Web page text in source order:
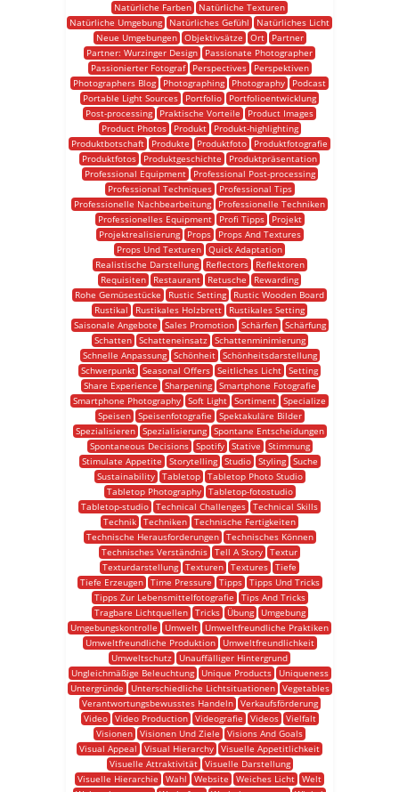
Natürliche Farben
Natürliche Texturen
Natürliche Umgebung
Natürliches Gefühl
Natürliches Licht
Neue Umgebungen
Objektivsätze Ort
Partner
Partner: Wurzinger Design
Passionate Photographer
Passionierter Fotograf
Perspectives
Perspektiven
Photographers Blog
Photographing Photography
Podcast
Portable Light Sources
Portfolio
Portfolioentwicklung
Post-processing
Praktische Vorteile
Product Images
Product Photos
Produkt
Produkt-highlighting
Produktbotschaft
Produkte Produktfoto
Produktfotografie
Produktfotos
Produktgeschichte
Produktpräsentation
Professional Equipment
Professional Post-processing
Professional Techniques
Professional Tips
Professionelle Nachbearbeitung
Professionelle Techniken
Professionelles Equipment
Profi Tipps
Projekt
Projektrealisierung
Props
Props And Textures
Props Und Texturen Quick Adaptation
Realistische Darstellung
Reflectors
Reflektoren
Requisiten
Restaurant Retusche
Rewarding
Rohe Gemüsestücke
Rustic Setting
Rustic Wooden Board
Rustikal
Rustikales Holzbrett
Rustikales Setting
Saisonale Angebote
Sales Promotion Schärfen
Schärfung
Schatten
Schatteneinsatz
Schattenminimierung
Schnelle Anpassung
Schönheit
Schönheitsdarstellung
Schwerpunkt Seasonal Offers Seitliches Licht Setting
Share Experience
Sharpening
Smartphone Fotografie
Smartphone Photography Soft Light Sortiment Specialize
Speisen
Speisenfotografie
Spektakuläre Bilder
Spezialisieren
Spezialisierung
Spontane Entscheidungen
Spontaneous Decisions
Spotify Stative
Stimmung
Stimulate Appetite
Storytelling Studio Styling
Suche
Sustainability
Tabletop
Tabletop Photo Studio
Tabletop Photography
Tabletop-fotostudio
Tabletop-studio Technical Challenges Technical Skills
Technik Techniken Technische Fertigkeiten
Technische Herausforderungen
Technisches Können
Technisches Verständnis Tell A Story Textur
Texturdarstellung Texturen Textures Tiefe
Tiefe Erzeugen
Time Pressure Tipps
Tipps Und Tricks
Tipps Zur Lebensmittelfotografie
Tips And Tricks
Tragbare Lichtquellen
Tricks Übung
Umgebung
Umgebungskontrolle
Umwelt
Umweltfreundliche Praktiken
Umweltfreundliche Produktion
Umweltfreundlichkeit
Umweltschutz
Unauffälliger Hintergrund
Ungleichmäßige Beleuchtung
Unique Products
Uniqueness
Untergründe
Unterschiedliche Lichtsituationen
Vegetables
Verantwortungsbewusstes Handeln
Verkaufsförderung
Video
Video Production Videografie Videos
Vielfalt
Visionen Visionen Und Ziele
Visions And Goals
Visual Appeal
Visual Hierarchy Visuelle Appetitlichkeit
Visuelle Attraktivität
Visuelle Darstellung
Visuelle Hierarchie
Wahl Website Weiches Licht Welt